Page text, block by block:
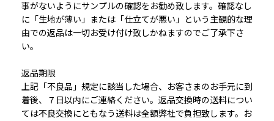
事がないようにサンプルの確認をお勧め致します。確認なし
に「生地が薄い」または「仕立てが悪い」という主観的な理
由での返品は一切お受け付け致しかねますのでご了承下さ
い。
返品期限
上記「不良品」規定に該当した場合、お客さまのお手元に到
着後、７日以内にご連絡ください。返品交換時の送料につい
ては不良交換にともなう送料は全額弊社で負担致します。お